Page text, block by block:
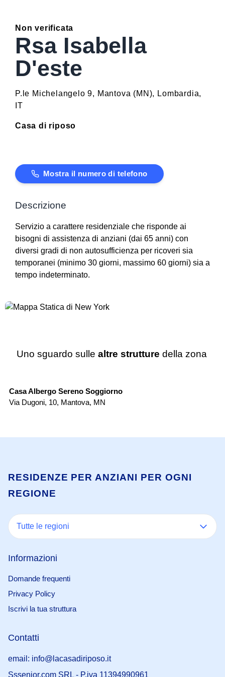
Non verificata
Rsa Isabella
D'este
P.le Michelangelo 9, Mantova (MN ), Lombardia,
IT
Casa di riposo
Mostra il numero di telefono
Descrizione
Servizio a carattere residenziale che risponde ai
bisogni di assistenza di anziani (dai 65 anni) con
diversi gradi di non autosufficienza per ricoveri sia
temporanei (minimo 30 giorni, massimo 60 giorni) sia a
tempo indeterminato.
Uno sguardo sulle altre strutture della zona
Casa Albergo Sereno Soggiorno
Via Dugoni, 10, Mantova, MN
RESIDENZE PER ANZIANI PER OGNI
REGIONE
Tutte le regioni
Informazioni
Domande frequenti
Privacy Policy
Iscrivi la tua struttura
Contatti
email: info@lacasadiriposo.it
Sssenior.com SRL - P.iva 11394990961